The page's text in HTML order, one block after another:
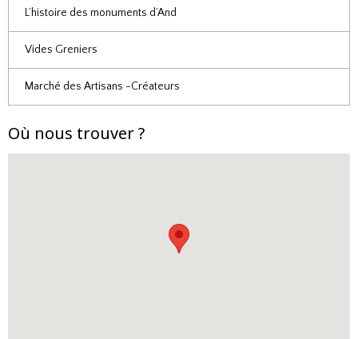
L’histoire des monuments d’And
Vides Greniers
Marché des Artisans -Créateurs
Où nous trouver ?